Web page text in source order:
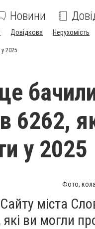
Новини
Довідкова Нерухомість
2025
6262,
у 2025
Фото,
міста
які ви могли